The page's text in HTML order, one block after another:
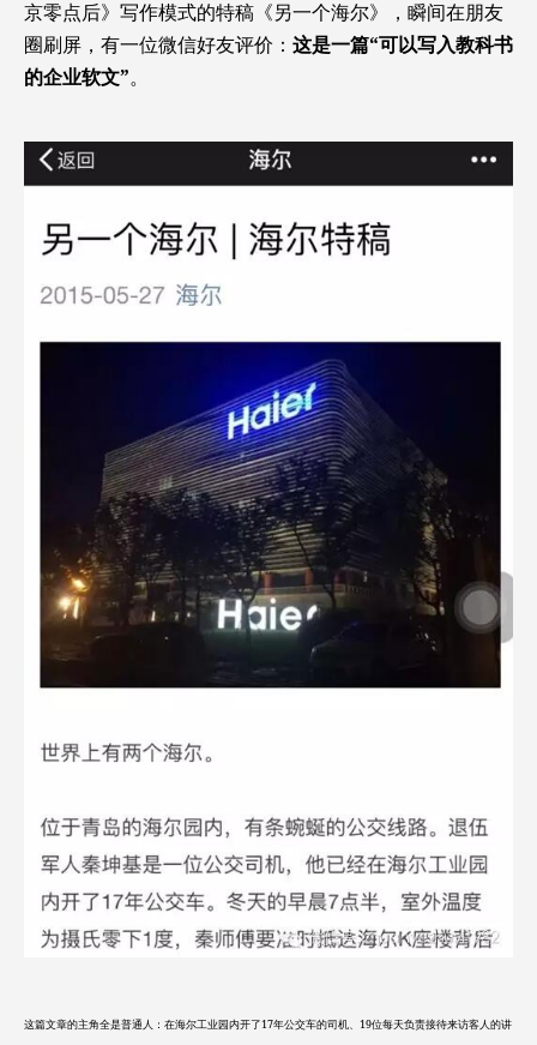
京零点后》写作模式的特稿《另一个海尔》，瞬间在朋友
圈刷屏，有一位微信好友评价： 这是一篇“可以写入教科书
的企业软文”。
这篇文章的主角全是普通人：在海尔工业园内开了17年公交车的司机、19位每天负责接待来访客人的讲